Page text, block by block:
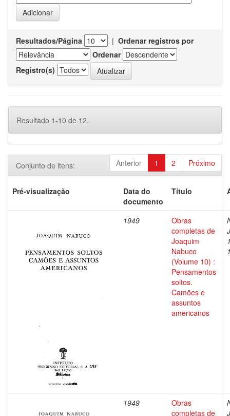
Resultados/Página | Ordenar registros por
Ordenar
Registro(s)
Resultado 1-10 de 12.
Anterior 1 2 Próximo
Conjunto de itens:
Pré-visualização
Data do
documento
Título
1949
Obras
completas de
Joaquim
Nabuco
(Volume 10) :
Pensamentos
soltos.
Camões e
assuntos
americanos
1949
Obras
completas de